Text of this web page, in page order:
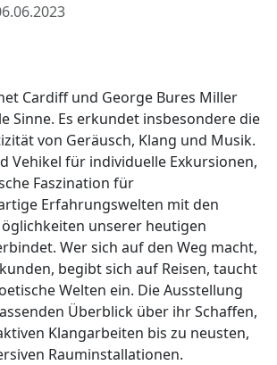
Cardiff und George Bures Miller
Sinne. Es erkundet insbesondere die
von Geräusch, Klang und Musik.
Vehikel für individuelle Exkursionen,
Faszination für
Erfahrungswelten mit den
unserer heutigen
Wer sich auf den Weg macht,
begibt sich auf Reisen, taucht
Welten ein. Die Ausstellung
Überblick über ihr Schaffen,
Klangarbeiten bis zu neusten,
Rauminstallationen.